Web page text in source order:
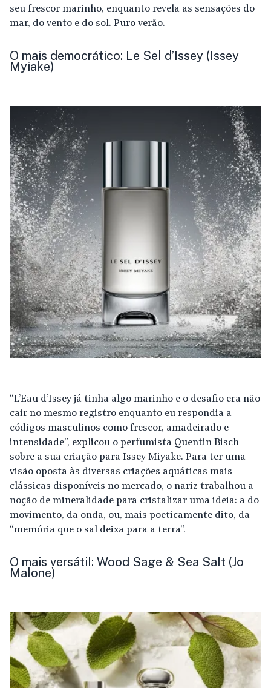
seu frescor marinho, enquanto revela as sensações do
mar, do vento e do sol. Puro verão.
O mais democrático: Le Sel d’Issey (Issey
Myiake)
“L’Eau d’Issey já tinha algo marinho e o desafio era não
cair no mesmo registro enquanto eu respondia a
códigos masculinos como frescor, amadeirado e
intensidade”, explicou o perfumista Quentin Bisch
sobre a sua criação para Issey Miyake. Para ter uma
visão oposta às diversas criações aquáticas mais
clássicas disponíveis no mercado, o nariz trabalhou a
noção de mineralidade para cristalizar uma ideia: a do
movimento, da onda, ou, mais poeticamente dito, da
“memória que o sal deixa para a terra”.
O mais versátil: Wood Sage & Sea Salt (Jo
Malone)